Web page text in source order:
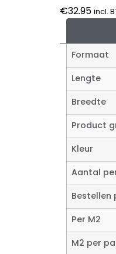
€32.95 incl.
Formaat
Lengte
Breedte
Product
Kleur
Aantal
Bestellen
Per M2
M2 per